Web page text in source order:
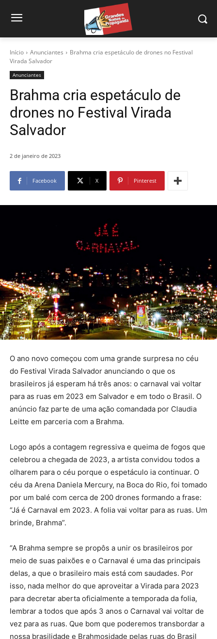
Início Anunciantes
Brahma cria espetáculo de drones no Festival
Virada Salvador
Anunciantes
Brahma cria espetáculo de
drones no Festival Virada
Salvador
2 de janeiro de 2023
Facebook X Pinterest
O ano novo começou com uma grande surpresa no céu
do Festival Virada Salvador anunciando o que os
brasileiros já esperam há três anos: o carnaval vai voltar
para as ruas em 2023 em Salvador e em todo o Brasil. O
anúncio faz parte de uma ação comandada por Claudia
Leitte em parceria com a Brahma.
Logo após a contagem regressiva e queima de fogos que
celebrou a chegada de 2023, a artista convidou todos a
olharem para o céu porque o espetáculo ia continuar. O
céu da Arena Daniela Mercury, na Boca do Rio, foi tomado
por um balé com cerca de 200 drones formando a frase:
“Já é Carnaval em 2023. A folia vai voltar para as ruas. Um
brinde, Brahma”.
“A Brahma sempre se propôs a unir os brasileiros por
meio de suas paixões e o Carnaval é uma das principais
delas, a que o brasileiro mais está com saudades. Por
isso, nada melhor do que aproveitar a Virada para 2023
para decretar aberta oficialmente a temporada da folia,
lembrar a todos que após 3 anos o Carnaval vai voltar de
vez para as ruas. Que bom que poderemos transbordar a
nossa brasilidade e Brahmosidade pelas ruas do Brasil